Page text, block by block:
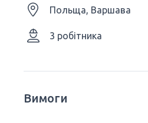
Польща, Варшава
3 робітника
Вимоги